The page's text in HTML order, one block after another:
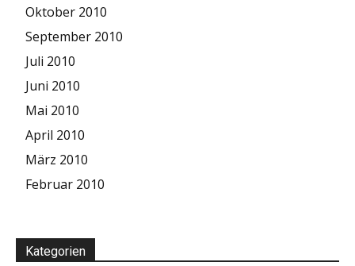
Oktober 2010
September 2010
Juli 2010
Juni 2010
Mai 2010
April 2010
März 2010
Februar 2010
Kategorien